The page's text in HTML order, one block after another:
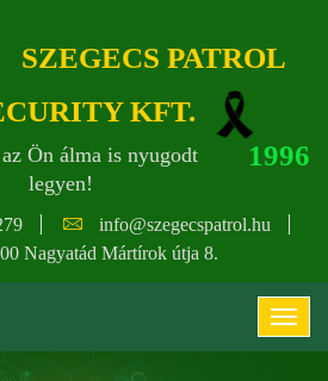
SZEGECS PATROL
KFT.
1996
Ön álma is nyugodt
legyen!
info@szegecspatrol.hu
Nagyatád Mártírok útja 8.